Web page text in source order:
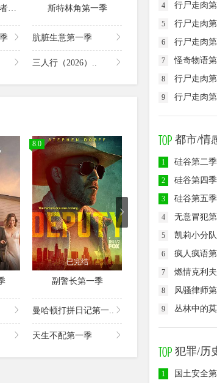
少年魔法师：后继者第三季 斯特林角第一季 尝试第五季
肮脏生意第一季
三人行（2026）..
8.0
已完结
副警长第一季
曼哈顿打拼日记第一..
天生不配第一季
4
行尸走肉
5
行尸走肉
6
行尸走肉
7
怪奇物语
8
行尸走肉
9 行尸走肉
都市/情
1
硅谷第二季
2
硅谷第四季
3
硅谷第五季
4
无意冒犯
5
凯莉小分队
6
疯人疯语
7
燃情克利
8
风骚律师
9 丛林中的
犯罪/历
1
国土安全